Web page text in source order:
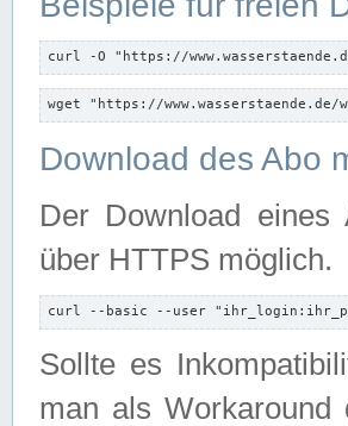
curl -O "https://
wget "https://www.wasserstaende.de/
Download des Abo
Der Download eines
über HTTPS möglich.
curl --basic --user
Sollte es
man als Workaround